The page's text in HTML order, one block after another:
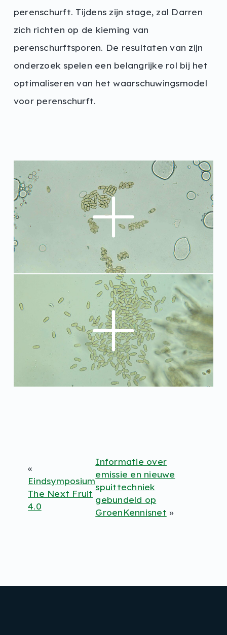
perenschurft. Tijdens zijn stage, zal Darren
zich richten op de kieming van
perenschurftsporen. De resultaten van zijn
onderzoek spelen een belangrijke rol bij het
optimaliseren van het waarschuwingsmodel
voor perenschurft.
«
Eindsymposium
The Next Fruit
4.0
Informatie over
emissie en nieuwe
spuittechniek
gebundeld op
GroenKennisnet »